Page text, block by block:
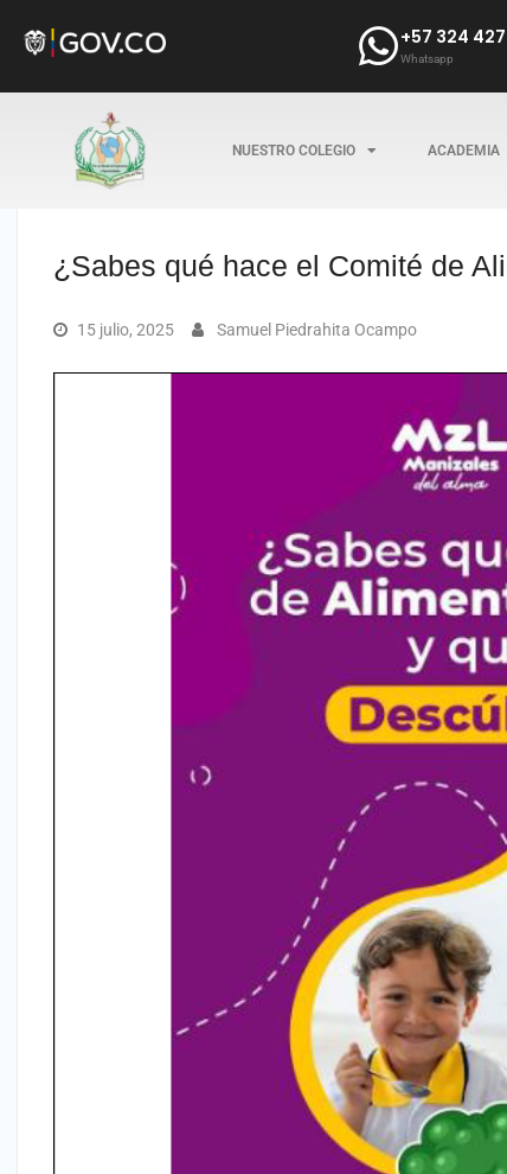
+57 324
Whatsapp
NUESTRO COLEGIO ACADEMIA
¿Sabes qué hace el Comité de
15 julio, 2025 Samuel Piedrahita Ocampo